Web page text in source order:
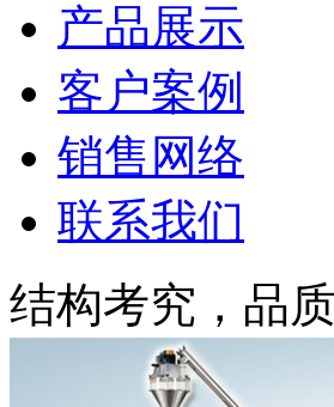
产品展示
客户案例
销售网络
联系我们
结构考究，品